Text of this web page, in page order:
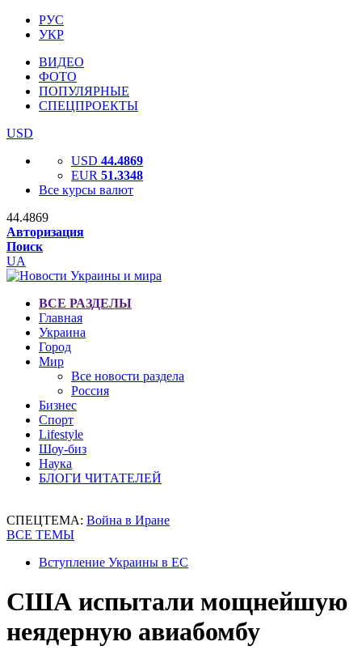
РУС
УКР
ВИДЕО
ФОТО
ПОПУЛЯРНЫЕ
СПЕЦПРОЕКТЫ
USD
USD 44.4869
EUR 51.3348
Все курсы валют
44.4869
Авторизация
Поиск
UA
ВСЕ РАЗДЕЛЫ
Главная
Украина
Город
Мир
Все новости раздела
Россия
Бизнес
Спорт
Lifestyle
Шоу-биз
Наука
БЛОГИ ЧИТАТЕЛЕЙ
СПЕЦТЕМА: Война в Иране
ВСЕ ТЕМЫ
Вступление Украины в ЕС
США испытали мощнейшую
неядерную авиабомбу